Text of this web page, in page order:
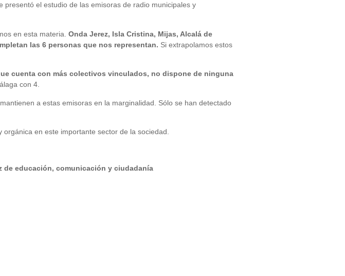
el estudio de las emisoras de radio municipales y
en esta materia. Onda Jerez, Isla Cristina, Mijas, Alcalá de
las 6 personas que nos representan. Si extrapolamos estos
cuenta con más colectivos vinculados, no dispone de ninguna
con 4.
mantienen a estas emisoras en la marginalidad. Sólo se han detectado
en este importante sector de la sociedad.
de educación, comunicación y ciudadanía